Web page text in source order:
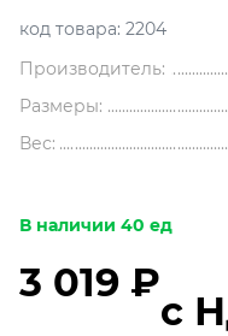
код товара: 2204
Производитель:
Размеры:
Вес:
В наличии 40 ед
3 019 ₽
с